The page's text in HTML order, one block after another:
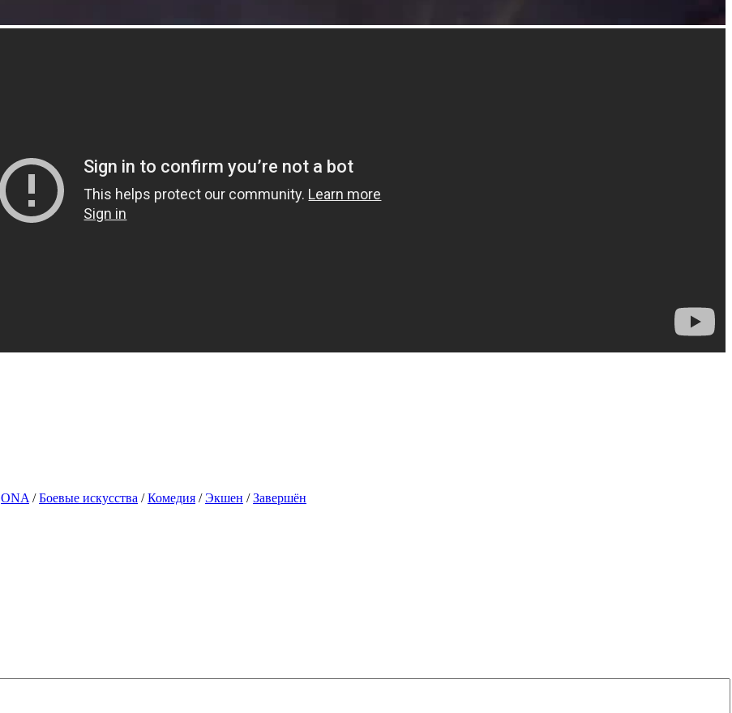
ONA /Боевые искусства /Комедия /Экшен /Завершён